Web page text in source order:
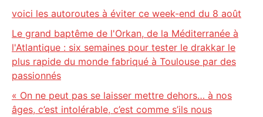
voici les autoroutes à éviter ce week-end du 8 août
Le grand baptême de l'Orkan, de la Méditerranée à
l'Atlantique : six semaines pour tester le drakkar le
plus rapide du monde fabriqué à Toulouse par des
passionnés
« On ne peut pas se laisser mettre dehors… à nos
âges, c’est intolérable, c’est comme s’ils nous